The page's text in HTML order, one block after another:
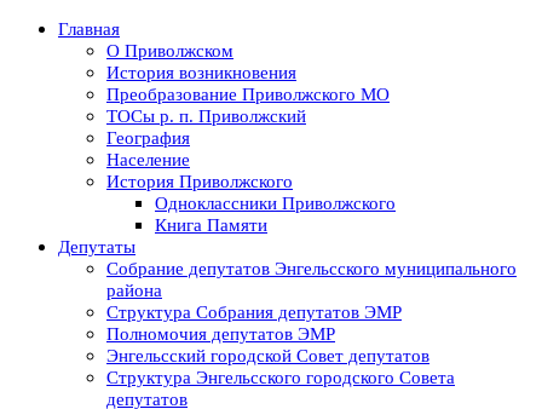
Главная
О Приволжском
История возникновения
Преобразование Приволжского МО
ТОСы р. п. Приволжский
География
Население
История Приволжского
Одноклассники Приволжского
Книга Памяти
Депутаты
Собрание депутатов Энгельсского муниципального
района
Структура Собрания депутатов ЭМР
Полномочия депутатов ЭМР
Энгельсский городской Совет депутатов
Структура Энгельсского городского Совета
депутатов